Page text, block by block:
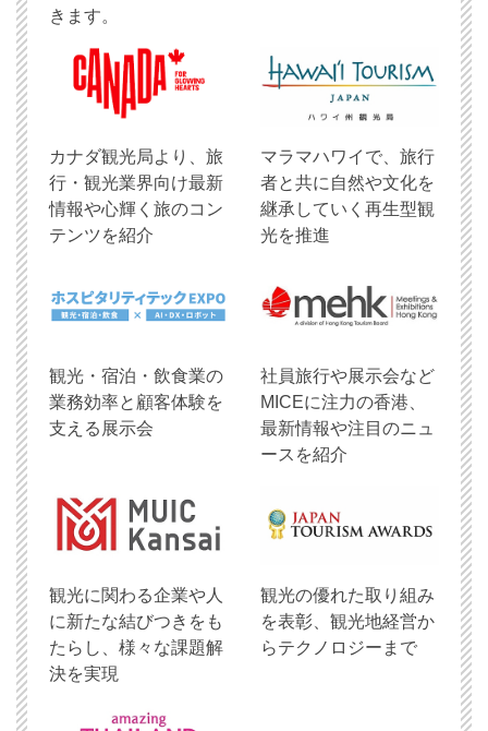
きます。
​カナダ観光局より、旅
行・観光業界向け最新
情報や心輝く旅のコン
テンツを紹介
マラマハワイで、旅行
者と共に自然や文化を
継承していく再生型観
光を推進
観光・宿泊・飲食業の
業務効率と顧客体験を
支える展示会
社員旅行や展示会など
MICEに注力の香港、
最新情報や注目のニュ
ースを紹介
観光に関わる企業や人
に新たな結びつきをも
たらし、様々な課題解
決を実現
観光の優れた取り組み
を表彰、観光地経営か
らテクノロジーまで